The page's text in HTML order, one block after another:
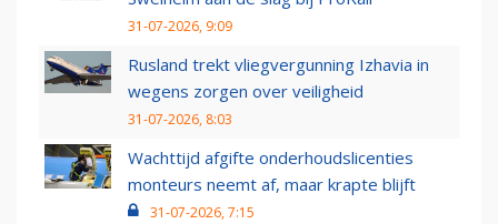
31-07-2026, 9:09
Rusland trekt vliegvergunning Izhavia in
wegens zorgen over veiligheid
31-07-2026, 8:03
Wachttijd afgifte onderhoudslicenties
monteurs neemt af, maar krapte blijft
31-07-2026, 7:15